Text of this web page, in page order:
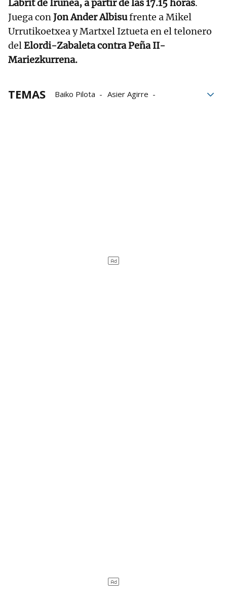
Labrit de Iruñea, a partir de las 17.15 horas.
Juega conJon Ander Albisufrente a Mikel
Urrutikoetxea y Martxel Iztueta en el telonero
delElordi-Zabaleta contra Peña II-
Mariezkurrena.
TEMAS Baiko Pilota
Asier Agirre